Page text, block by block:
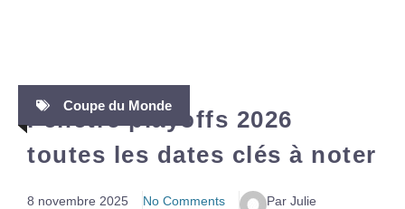
Coupe du Monde
Fenêtre playoffs 2026
toutes les dates clés à noter
8 novembre 2025 No Comments Par Julie